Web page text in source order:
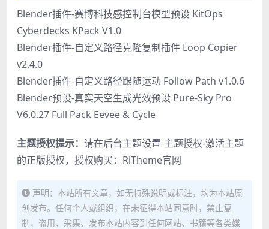
Blender插件-赛博科技感控制台模型预设 KitOps
Cyberdecks KPack V1.0
Blender插件-自定义路径克隆复制插件 Loop Copier
v2.4.0
Blender插件-自定义路径跟随运动 Follow Path v1.0.6
Blender预设-真实天空生成光效预设 Pure-Sky Pro
V6.0.27 Full Pack Eevee & Cycle
主题授权提示： 请在后台主题设置-主题授权-激活主题
的正版授权，授权购买： RiTheme官网
声明：本站所有文章，如无特殊说明或标注，均为本站原
创发布。任何个人或组织，在未征得本站同意时，禁止复
制、盗用、采集、发布本站内容到任何网站、书籍等各类媒